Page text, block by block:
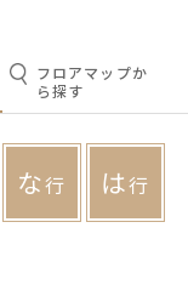
フロアマップか
ら探す
な行 は行